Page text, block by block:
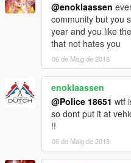
@enoklaassen
community but you
year and you like
that not hates you
06 de Maig de 2018
enoklaassen
@Police 18651 wtf
so dont put it at
!!
06 de Maig de 2018